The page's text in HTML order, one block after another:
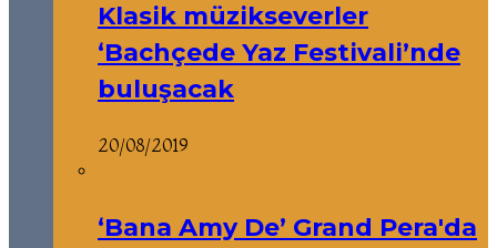
Klasik müzikseverler
‘Bachçede Yaz Festivali’nde
buluşacak
20/08/2019
‘Bana Amy De’ Grand Pera'da